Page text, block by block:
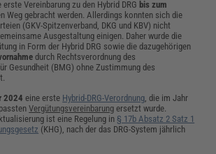
Vereinbarung zu den Hybrid DRG bis zum
Weg gebracht werden. Allerdings konnten sich die
(GKV-Spitzenverband, DKG und KBV) nicht
Ausgestaltung einigen. Daher wurde die
in Form der Hybrid DRG sowie die dazugehörigen
durch Rechtsverordnung des
Gesundheit (BMG) ohne Zustimmung des
2024 eine erste Hybrid-DRG-Verordnung, die im Jahr
Vergütungsvereinbarung ersetzt wurde.
ist eine Regelung in § 17b Absatz 2 Satz 1
(KHG), nach der das DRG-System jährlich